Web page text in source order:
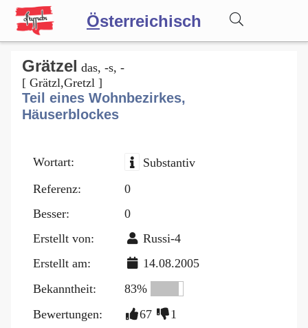
Österreichisch
Wörterbuch
Forum
Grätzel das, -s, -
[ Grätzl,Gretzl ]
Teil eines Wohnbezirkes,
Häuserblockes
Wortart:
Substantiv
Referenz:
0
Besser:
0
Erstellt von:
Russi-4
Erstellt am:
14.08.2005
Bekanntheit:
83%
Bewertungen:
67 1